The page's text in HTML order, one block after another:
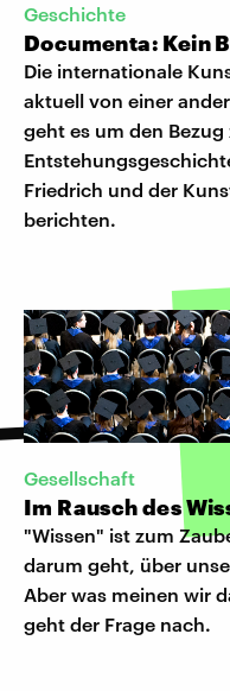
Geschichte
Documenta: Kein
Die internationale
aktuell von einer
geht es um den
Friedrich und der
berichten.
Gesellschaft
Im Rausch des
"Wissen" ist zum
darum geht, über
Aber was meinen wir
geht der Frage nach.